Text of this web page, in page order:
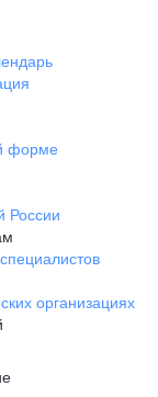
форме
России
организациях